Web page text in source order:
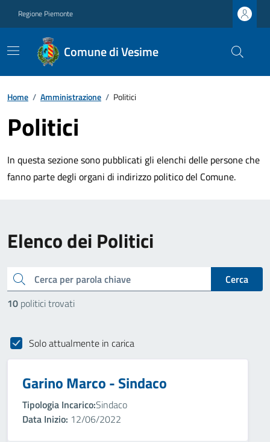
Regione Piemonte
Comune di Vesime
Home / Amministrazione / Politici
Politici
In questa sezione sono pubblicati gli elenchi delle persone che
fanno parte degli organi di indirizzo politico del Comune.
Elenco dei Politici
cerca
Cerca
10 politici trovati
Solo attualmente in carica
Garino Marco - Sindaco
Tipologia Incarico:Sindaco
Data Inizio: 12/06/2022